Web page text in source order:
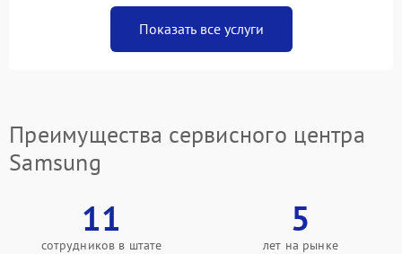
Показать все услуги
Преимущества сервисного центра
Samsung
11
сотрудников в штате
5
лет на рынке